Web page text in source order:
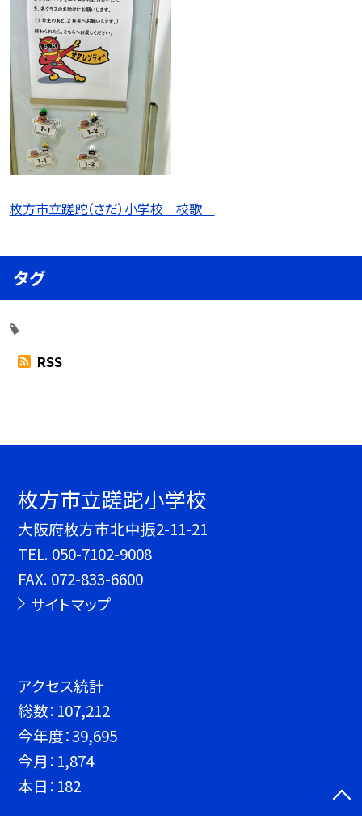
枚方市立蹉跎（さだ）小学校 校歌
タグ
RSS
枚方市立蹉跎小学校
大阪府枚方市北中振2-11-21
TEL. 050-7102-9008
FAX. 072-833-6600
サイトマップ
アクセス統計
総数： 107,212
今年度：39,695
今月： 1,874
本日： 182